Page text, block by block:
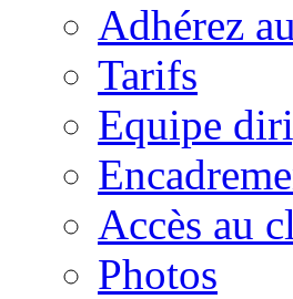
Adhérez
Tarifs
Equipe
Accès au
Photos